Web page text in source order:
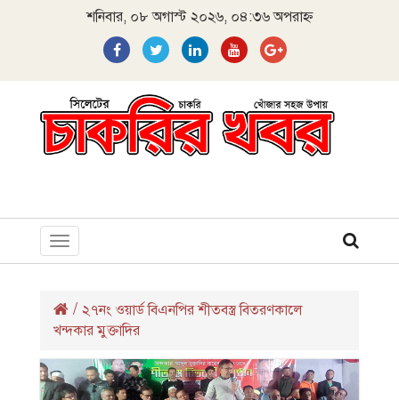
শনিবার, ০৮ অগাস্ট ২০২৬, ০৪:৩৬ অপরাহ্ন
Toggle
navigation
/ ২৭নং ওয়ার্ড বিএনপির শীতবস্ত্র বিতরণকালে
খন্দকার মুক্তাদির